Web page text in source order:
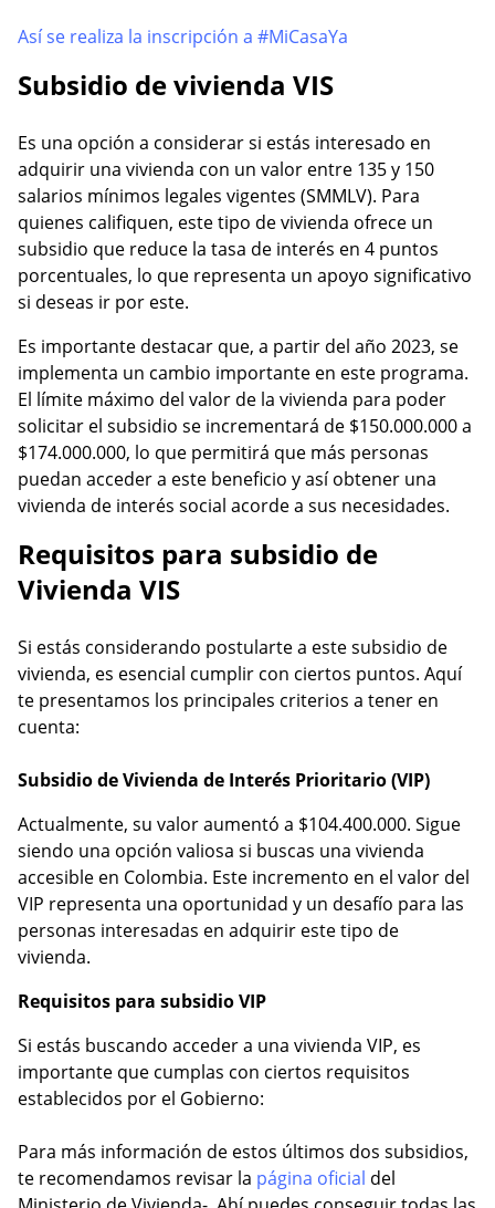
Así se realiza la inscripción a #MiCasaYa
Subsidio de vivienda VIS
Es una opción a considerar si estás interesado en
adquirir una vivienda con un valor entre 135 y 150
salarios mínimos legales vigentes (SMMLV). Para
quienes califiquen, este tipo de vivienda ofrece un
subsidio que reduce la tasa de interés en 4 puntos
porcentuales, lo que representa un apoyo significativo
si deseas ir por este.
Es importante destacar que, a partir del año 2023, se
implementa un cambio importante en este programa.
El límite máximo del valor de la vivienda para poder
solicitar el subsidio se incrementará de $150.000.000 a
$174.000.000, lo que permitirá que más personas
puedan acceder a este beneficio y así obtener una
vivienda de interés social acorde a sus necesidades.
Requisitos para subsidio de
Vivienda VIS
Si estás considerando postularte a este subsidio de
vivienda, es esencial cumplir con ciertos puntos. Aquí
te presentamos los principales criterios a tener en
cuenta:
Subsidio de Vivienda de Interés Prioritario (VIP)
Actualmente, su valor aumentó a $104.400.000. Sigue
siendo una opción valiosa si buscas una vivienda
accesible en Colombia. Este incremento en el valor del
VIP representa una oportunidad y un desafío para las
personas interesadas en adquirir este tipo de
vivienda.
Requisitos para subsidio VIP
Si estás buscando acceder a una vivienda VIP, es
importante que cumplas con ciertos requisitos
establecidos por el Gobierno:
Para más información de estos últimos dos subsidios,
te recomendamos revisar la página oficial del